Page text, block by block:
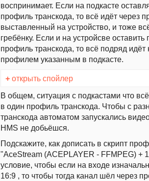
воспринимает. Если на подкасте
профиль транскода, то всё идёт через
выставленный на устройство, и тоже
гребёнку. Если и на устройсве оставить
профиль транскода, то всё подряд идёт
профилем указанным в подкасте.
+ открыть спойлер
В общем, ситуация с подкастами что
в один профиль транскода. Чтобы с
транскода автоматом запускались
HMS не добьёшся.
Подскажите, как дописать в скрипт
"AceStream (ACEPLAYER - FFMPEG) +
условие, чтобы если на входе
16:9 , то чтобы тогда канал шёл через